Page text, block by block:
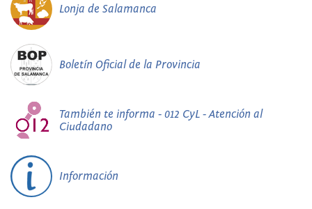
Lonja de Salamanca
Boletín Oficial de la Provincia
También te informa - 012 CyL - Atención al
Ciudadano
Información